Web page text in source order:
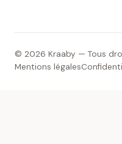
© 2026 Kraaby — Tous
Mentions légales